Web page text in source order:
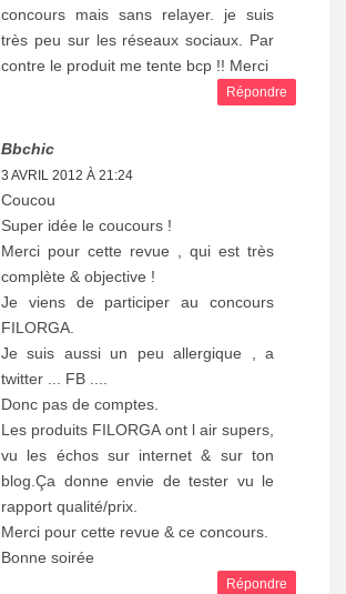
concours mais sans relayer. je suis
très peu sur les réseaux sociaux. Par
contre le produit me tente bcp !! Merci
Répondre
Bbchic
3 AVRIL 2012 À 21:24
Coucou
Super idée le coucours !
Merci pour cette revue , qui est très
complète & objective !
Je viens de participer au concours
FILORGA.
Je suis aussi un peu allergique , a
twitter ... FB ....
Donc pas de comptes.
Les produits FILORGA ont l air supers,
vu les échos sur internet & sur ton
blog.Ça donne envie de tester vu le
rapport qualité/prix.
Merci pour cette revue & ce concours.
Bonne soirée
Répondre